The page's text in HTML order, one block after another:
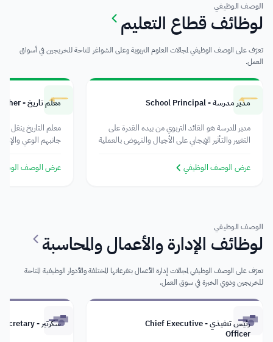
الوصف الوظيفي
لوظائف قطاع التعليم
تعرّف على الوصف الوظيفي لمجالات العلوم التربوية وعلى الشواغر المتاحة للخريجين في أسواق
العمل.
مدير مدرسة - School Principal
مدير المدرسة هو القائد التربوي من بيده القدرة على
التغيير والتأثير الإيجابي على الأجيال والنهوض بالعملية
عرض الوصف الوظيفي
معلم تاريخ - History Teacher
معلم التاريخ ينقل
جانبهم الوعي
عرض الوصف
الوصف الوظيفي
لوظائف الإدارة والأعمال والمحاسبة
تعرّف على الوصف الوظيفي لمجالات إدارة الأعمال بتفرعاتها المختلفة والأدوار الوظيفية المتاحة
للخريجين وذوي الخبرة في سوق العمل.
رئيس تنفيذي - Chief Executive
Officer
سكرتير - Secretary